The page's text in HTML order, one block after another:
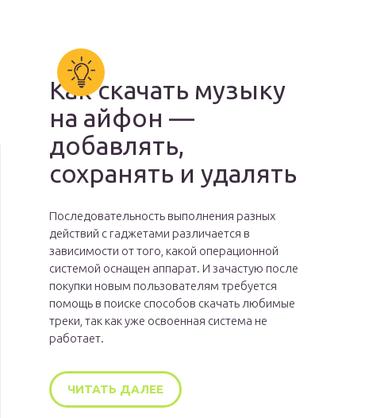
Как скачать музыку
на айфон —
добавлять,
сохранять и удалять
Последовательность выполнения разных
действий с гаджетами различается в
зависимости от того, какой операционной
системой оснащен аппарат. И зачастую после
покупки новым пользователям требуется
помощь в поиске способов скачать любимые
треки, так как уже освоенная система не
работает.
ЧИТАТЬ ДАЛЕЕ